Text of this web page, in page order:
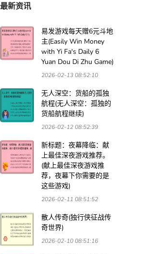
最新资讯
易发游戏每天赠6元斗地
主(Easily Win Money
with Yi Fa's Daily 6
Yuan Dou Di Zhu Game)
2026-02-13 08:52:10
无人深空：货船的孤独
航程(无人深空：孤独的
货船航程继续)
2026-02-12 08:52:39
新标题：夜幕降临：献
上最佳深夜游戏推荐。
(献上最佳深夜游戏推
荐，夜幕下你需要的是
这些游戏)
2026-02-11 08:51:52
散人传奇(独行侠征战传
奇世界)
2026-02-10 08:51:16